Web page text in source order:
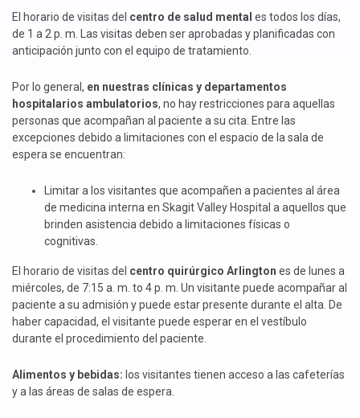
El horario de visitas del centro de salud mental es todos los días,
de 1 a 2 p. m. Las visitas deben ser aprobadas y planificadas con
anticipación junto con el equipo de tratamiento.
Por lo general, en nuestras clínicas y departamentos
hospitalarios ambulatorios, no hay restricciones para aquellas
personas que acompañan al paciente a su cita. Entre las
excepciones debido a limitaciones con el espacio de la sala de
espera se encuentran:
Limitar a los visitantes que acompañen a pacientes al área
de medicina interna en Skagit Valley Hospital a aquellos que
brinden asistencia debido a limitaciones físicas o
cognitivas.
El horario de visitas del centro quirúrgico Arlington es de lunes a
miércoles, de 7:15 a. m. to 4 p. m. Un visitante puede acompañar al
paciente a su admisión y puede estar presente durante el alta. De
haber capacidad, el visitante puede esperar en el vestíbulo
durante el procedimiento del paciente.
Alimentos y bebidas: los visitantes tienen acceso a las cafeterías
y a las áreas de salas de espera.